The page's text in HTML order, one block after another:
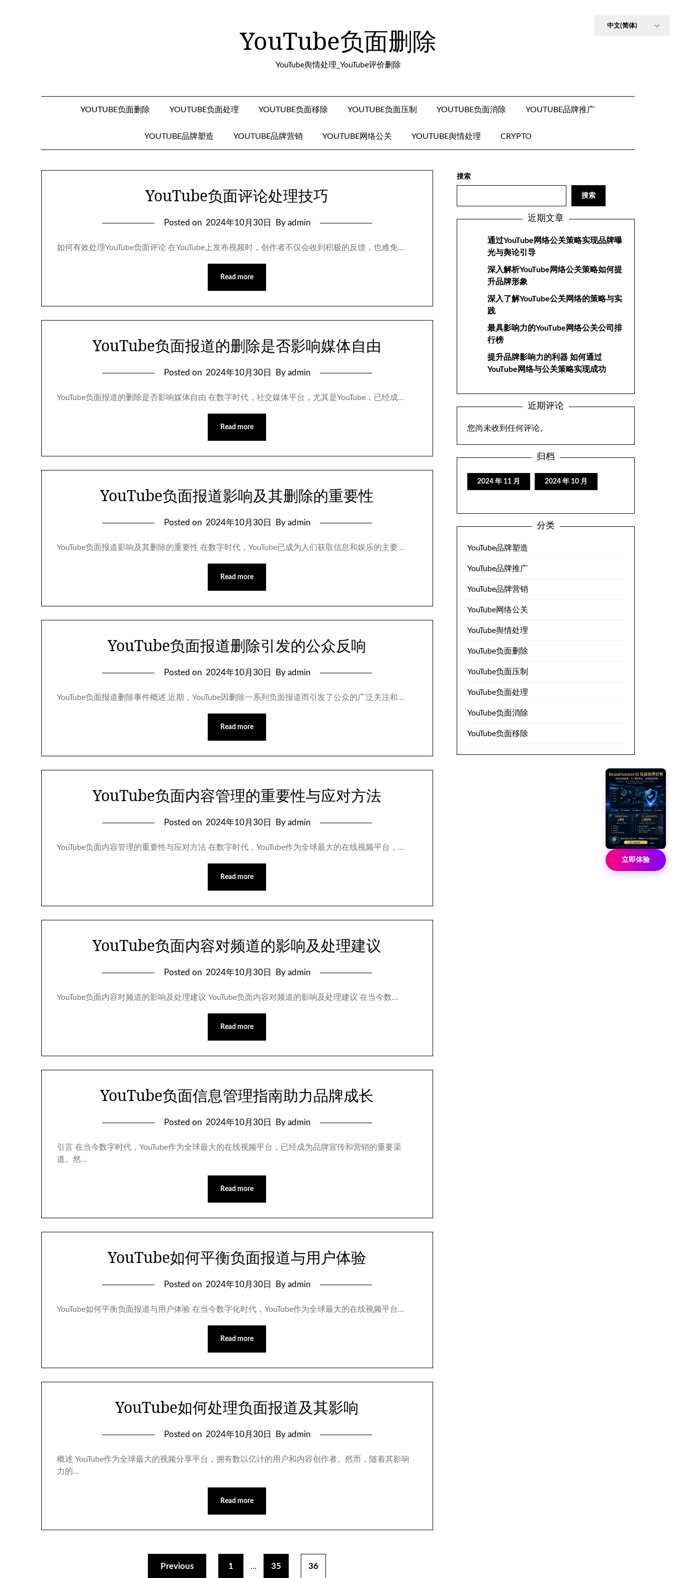
YouTube负面删除
YouTube舆情处理_YouTube评价删除
YOUTUBE负面删除 YOUTUBE负面处理 YOUTUBE负面移除 YOUTUBE负面压制 YOUTUBE负面消除 YOUTUBE品牌推广
YOUTUBE品牌塑造 YOUTUBE品牌营销 YOUTUBE网络公关 YOUTUBE舆情处理 CRYPTO
YouTube负面评论处理技巧
Posted on 2024年10月30日 By admin
如何有效处理YouTube负面评论 在YouTube上发布视频时，创作者不仅会收到积极的反馈，也难免…
Read more
YouTube负面报道的删除是否影响媒体自由
Posted on 2024年10月30日 By admin
YouTube负面报道的删除是否影响媒体自由 在数字时代，社交媒体平台，尤其是YouTube，已经成…
Read more
YouTube负面报道影响及其删除的重要性
Posted on 2024年10月30日 By admin
YouTube负面报道影响及其删除的重要性 在数字时代，YouTube已成为人们获取信息和娱乐的主要…
Read more
YouTube负面报道删除引发的公众反响
Posted on 2024年10月30日 By admin
YouTube负面报道删除事件概述 近期，YouTube因删除一系列负面报道而引发了公众的广泛关注和…
Read more
YouTube负面内容管理的重要性与应对方法
Posted on 2024年10月30日 By admin
YouTube负面内容管理的重要性与应对方法 在数字时代，YouTube作为全球最大的在线视频平台，…
Read more
YouTube负面内容对频道的影响及处理建议
Posted on 2024年10月30日 By admin
YouTube负面内容对频道的影响及处理建议 YouTube负面内容对频道的影响及处理建议 在当今数…
Read more
YouTube负面信息管理指南助力品牌成长
Posted on 2024年10月30日 By admin
引言 在当今数字时代，YouTube作为全球最大的在线视频平台，已经成为品牌宣传和营销的重要渠
道。然…
Read more
YouTube如何平衡负面报道与用户体验
Posted on 2024年10月30日 By admin
YouTube如何平衡负面报道与用户体验 在当今数字化时代，YouTube作为全球最大的在线视频平台…
Read more
YouTube如何处理负面报道及其影响
Posted on 2024年10月30日 By admin
概述 YouTube作为全球最大的视频分享平台，拥有数以亿计的用户和内容创作者。然而，随着其影响
力的…
Read more
Previous 1 … 35 36
搜索
搜索
近期文章
通过YouTube网络公关策略实现品牌曝
光与舆论引导
深入解析YouTube网络公关策略如何提
升品牌形象
深入了解YouTube公关网络的策略与实
践
最具影响力的YouTube网络公关公司排
行榜
提升品牌影响力的利器 如何通过
YouTube网络与公关策略实现成功
近期评论
您尚未收到任何评论。
归档
2024 年 11 月 2024 年 10 月
分类
YouTube品牌塑造
YouTube品牌推广
YouTube品牌营销
YouTube网络公关
YouTube舆情处理
YouTube负面删除
YouTube负面压制
YouTube负面处理
YouTube负面消除
YouTube负面移除
立即体验